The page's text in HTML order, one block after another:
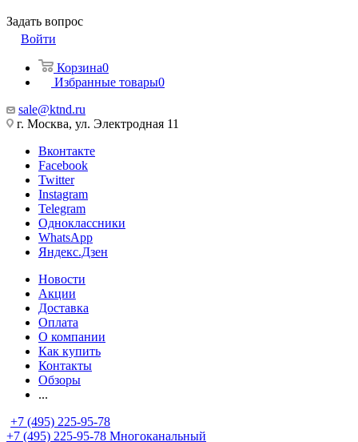
Задать вопрос
Войти
Корзина0
Избранные товары0
sale@ktnd.ru
г. Москва, ул. Электродная 11
Вконтакте
Facebook
Twitter
Instagram
Telegram
Одноклассники
WhatsApp
Яндекс.Дзен
Новости
Акции
Доставка
Оплата
О компании
Как купить
Контакты
Обзоры
...
+7 (495) 225-95-78
+7 (495) 225-95-78 Многоканальный